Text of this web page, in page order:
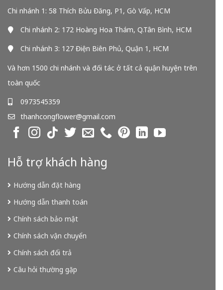
Chi nhánh 1: 58 Thích Bửu Đăng, P1, Gò Vấp, HCM
Chi nhánh 2: 172 Hoàng Hoa Thám, Q.Tân Bình, HCM
Chi nhánh 3: 127 Điện Biên Phủ, Quận 1, HCM
Và hơn 1500 chi nhánh và đối tác ở tất cả quận huyện trên
toàn quốc
0973545359
thanhcongflower@gmail.com
Hỗ trợ khách hàng
Hướng dẫn đặt hàng
Hướng dẫn thanh toán
Chính sách bảo mật
Chính sách vận chuyển
Chính sách đổi trả
Câu hỏi thường gặp